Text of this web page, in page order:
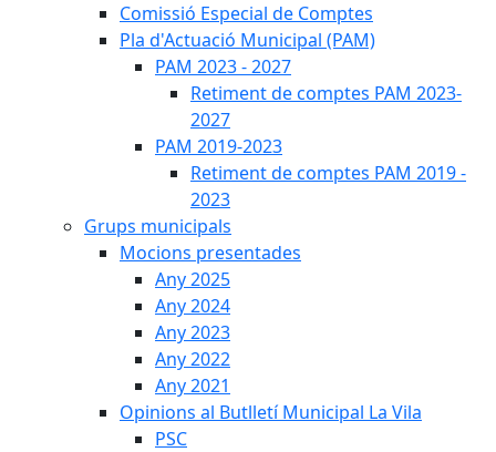
Comissió Especial de Comptes
Pla d'Actuació Municipal (PAM)
PAM 2023 - 2027
Retiment de comptes PAM 2023-
2027
PAM 2019-2023
Retiment de comptes PAM 2019 -
2023
Grups municipals
Mocions presentades
Any 2025
Any 2024
Any 2023
Any 2022
Any 2021
Opinions al Butlletí Municipal La Vila
PSC